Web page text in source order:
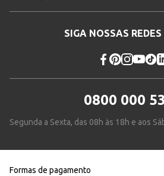
SIGA NOSSAS
0800 000
Segunda a Sexta, das 08h às 18h e aos
Formas de pagamento